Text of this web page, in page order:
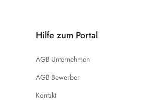
Hilfe zum Portal
AGB Unternehmen
AGB Bewerber
Kontakt